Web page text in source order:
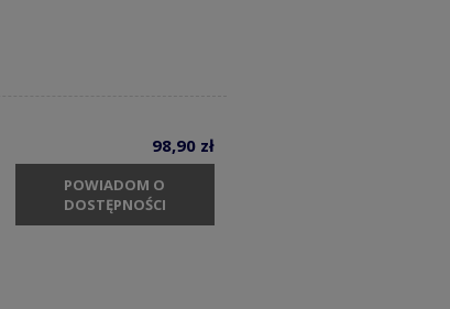
98,90 zł
POWIADOM O
DOSTĘPNOŚCI